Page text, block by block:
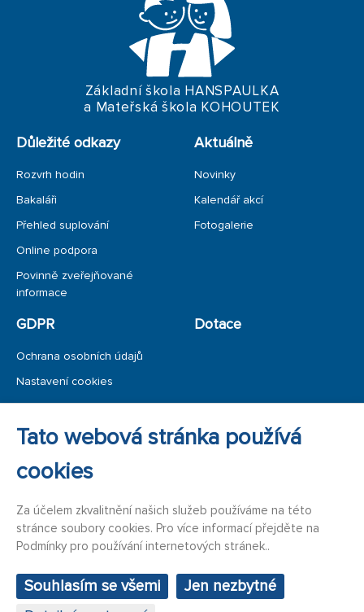
Tato webová stránka používá
cookies
Za účelem zkvalitnění našich služeb používáme na této
stránce soubory cookies. Pro více informací přejděte na
Podmínky pro používání internetových stránek..
Souhlasím se všemi
Jen nezbytné
TEMATICKÉ DNY
POV. VOLITELNÉ PŘEDMĚTY
ZÁVĚREČNÉ PRÁCE
Základní škola HANSPAULKA
a Mateřská škola KOHOUTEK
Důležité odkazy
Rozvrh hodin
Bakaláři
Přehled suplování
Online podpora
Povinně zveřejňované
informace
Aktuálně
Novinky
Kalendář akcí
Fotogalerie
GDPR
Ochrana osobních údajů
Nastavení cookies
Ochrana oznamovatele
Dotace
Úřední deska